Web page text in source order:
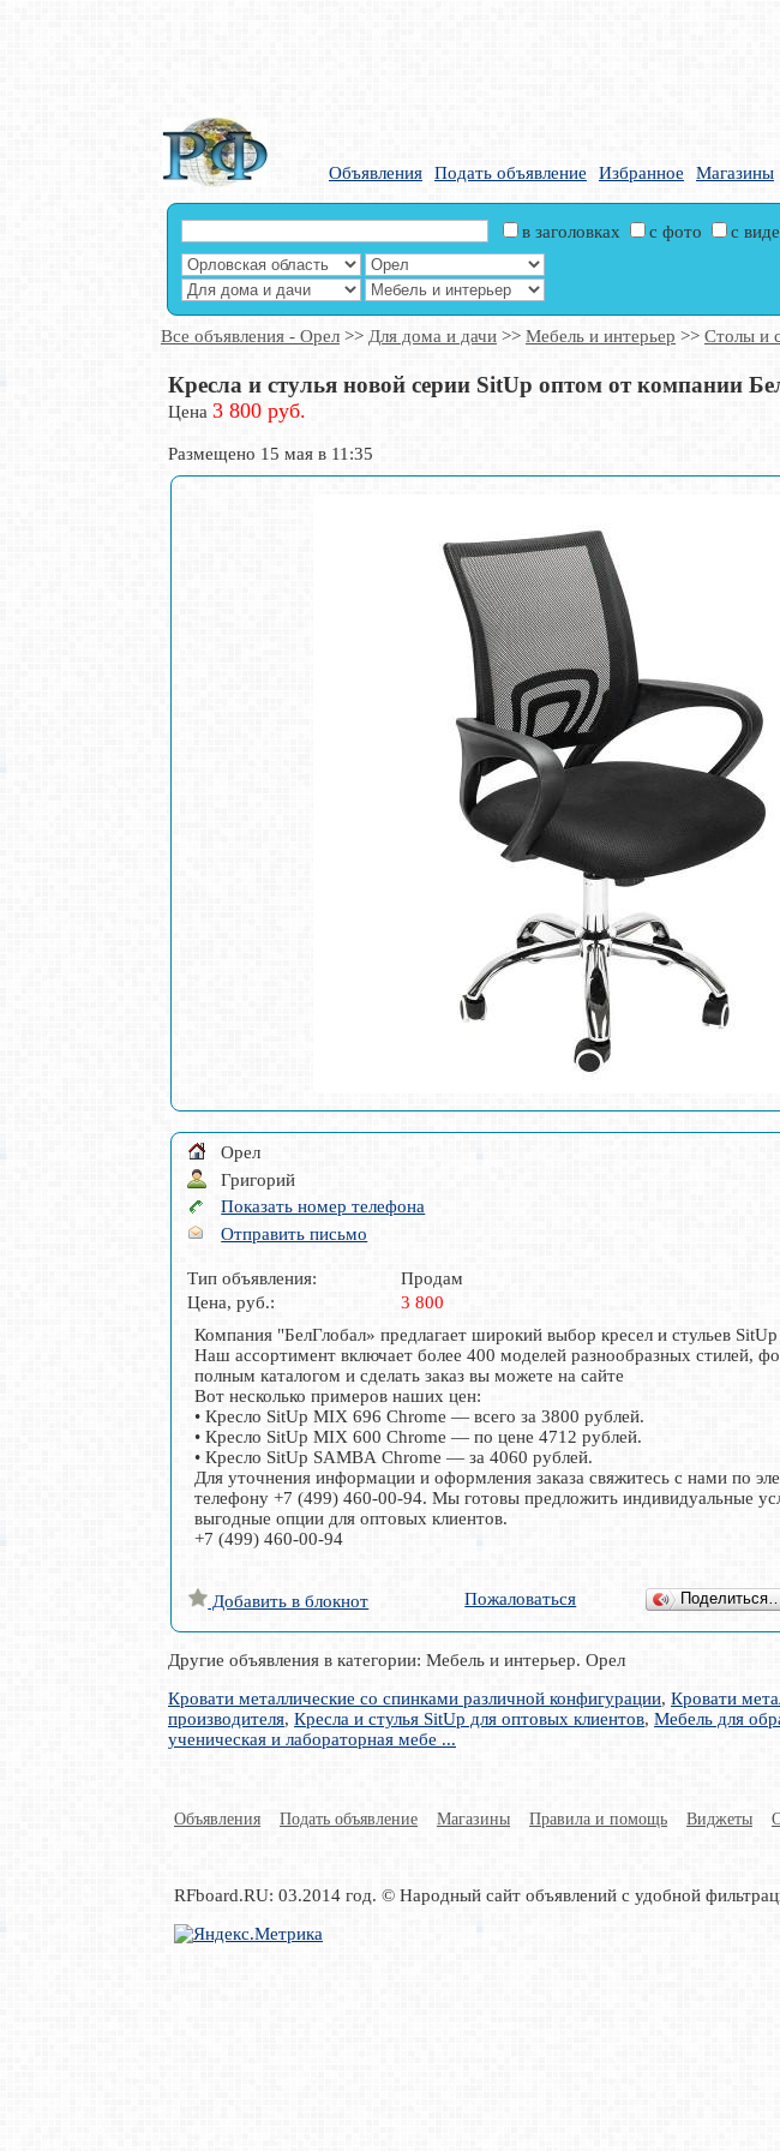
Объявления Подать объявление Избранное Магазины
в заголовках с фото
Все объявления - Орел >> Для дома и дачи >> Мебель и интерьер >> Столы и
Кресла и стулья новой серии SitUp оптом от компании
Цена 3 800 руб.
Размещено 15 мая в 11:35
Орел
Григорий
Показать номер телефона
Отправить письмо
Тип объявления:
Продам
Цена, руб.:
3 800
Компания "БелГлобал» предлагает широкий выбор кресел и стульев
Наш ассортимент включает более 400 моделей разнообразных стилей,
полным каталогом и сделать заказ вы можете на сайте
Вот несколько примеров наших цен:
• Кресло SitUp MIX 696 Chrome — всего за 3800 рублей.
• Кресло SitUp MIX 600 Chrome — по цене 4712 рублей.
• Кресло SitUp SAMBA Chrome — за 4060 рублей.
Для уточнения информации и оформления заказа свяжитесь с нами по
телефону +7 (499) 460-00-94. Мы готовы предложить индивидуальные
выгодные опции для оптовых клиентов.
+7 (499) 460-00-94
Добавить в блокнот Пожаловаться Поделиться…
Другие объявления в категории: Мебель и интерьер. Орел
Кровати металлические со спинками различной конфигурации, Кровати
производителя, Кресла и стулья SitUp для оптовых клиентов, Мебель для
ученическая и лабораторная мебе ...
Объявления Подать объявление Магазины Правила и помощь Виджеты
RFboard.RU: 03.2014 год. © Народный сайт объявлений с удобной